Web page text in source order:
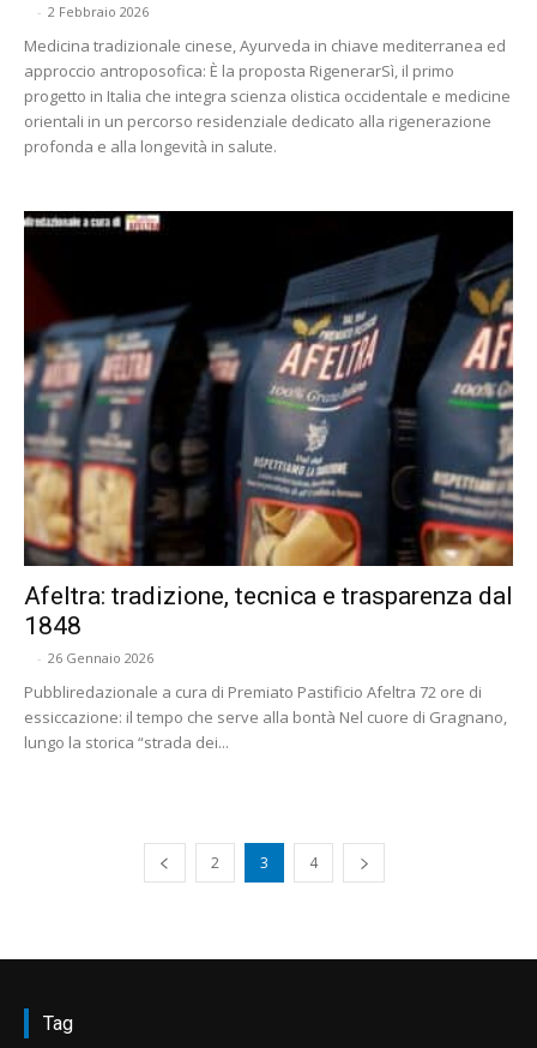
- 2 Febbraio 2026
Medicina tradizionale cinese, Ayurveda in chiave mediterranea ed
approccio antroposofica: È la proposta RigenerarSì, il primo
progetto in Italia che integra scienza olistica occidentale e medicine
orientali in un percorso residenziale dedicato alla rigenerazione
profonda e alla longevità in salute.
Afeltra: tradizione, tecnica e trasparenza dal
1848
- 26 Gennaio 2026
Pubbliredazionale a cura di Premiato Pastificio Afeltra 72 ore di
essiccazione: il tempo che serve alla bontà Nel cuore di Gragnano,
lungo la storica “strada dei...
2 3 4
Tag